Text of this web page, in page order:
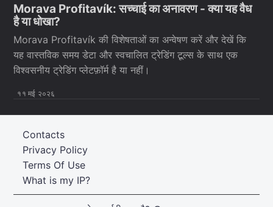
Morava Profitavík: सच्चाई का अनावरण - क्या यह वैध
है या धोखा?
Morava Profitavík की विशेषताओं का अन्वेषण करें और देखें कि
यह वास्तविक समय डेटा और स्वचालित ट्रेडिंग टूल्स के साथ एक
विश्वसनीय ट्रेडिंग प्लेटफ़ॉर्म है या नहीं।
११ मई २०२६
What is my IP?
Terms Of Use
Privacy Policy
Contacts